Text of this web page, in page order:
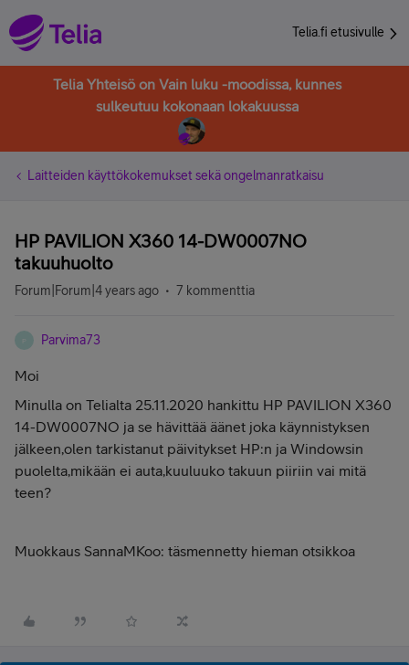
Telia.fi etusivulle
Telia Yhteisö on Vain luku -moodissa, kunnes
sulkeutuu kokonaan lokakuussa
Laitteiden käyttökokemukset sekä ongelmanratkaisu
HP PAVILION X360 14-DW0007NO
takuuhuolto
Forum|Forum|4 years ago 7 kommenttia
Parvima73
Moi
Minulla on Telialta 25.11.2020 hankittu HP PAVILION X360
14-DW0007NO ja se hävittää äänet joka käynnistyksen
jälkeen,olen tarkistanut päivitykset HP:n ja Windowsin
puolelta,mikään ei auta,kuuluuko takuun piiriin vai mitä
teen?
Muokkaus SannaMKoo: täsmennetty hieman otsikkoa